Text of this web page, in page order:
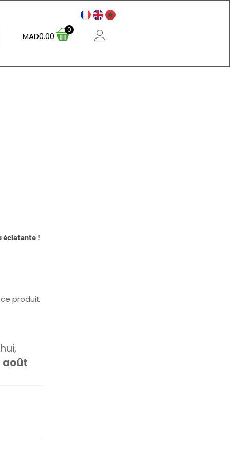
MAD0.00
0
éclatante !
produit
août